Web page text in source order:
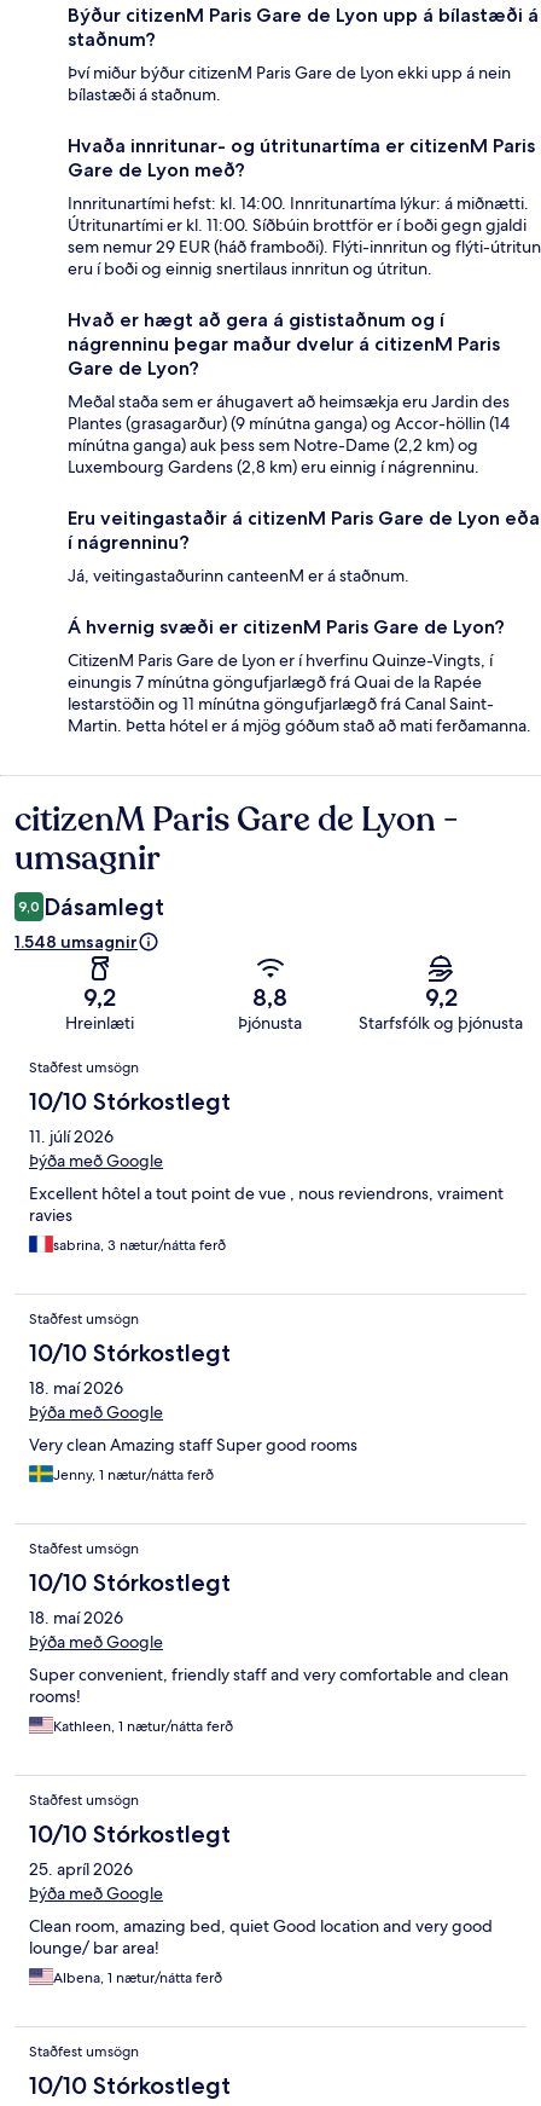
Býður citizenM Paris Gare de Lyon upp á bílastæði á
staðnum?
Því miður býður citizenM Paris Gare de Lyon ekki upp á nein
bílastæði á staðnum.
Hvaða innritunar- og útritunartíma er citizenM Paris
Gare de Lyon með?
Innritunartími hefst: kl. 14:00. Innritunartíma lýkur: á miðnætti.
Útritunartími er kl. 11:00. Síðbúin brottför er í boði gegn gjaldi
sem nemur 29 EUR (háð framboði). Flýti-innritun og flýti-útritun
eru í boði og einnig snertilaus innritun og útritun.
Hvað er hægt að gera á gististaðnum og í
nágrenninu þegar maður dvelur á citizenM Paris
Gare de Lyon?
Meðal staða sem er áhugavert að heimsækja eru Jardin des
Plantes (grasagarður) (9 mínútna ganga) og Accor-höllin (14
mínútna ganga) auk þess sem Notre-Dame (2,2 km) og
Luxembourg Gardens (2,8 km) eru einnig í nágrenninu.
Eru veitingastaðir á citizenM Paris Gare de Lyon eða
í nágrenninu?
Já, veitingastaðurinn canteenM er á staðnum.
Á hvernig svæði er citizenM Paris Gare de Lyon?
CitizenM Paris Gare de Lyon er í hverfinu Quinze-Vingts, í
einungis 7 mínútna göngufjarlægð frá Quai de la Rapée
lestarstöðin og 11 mínútna göngufjarlægð frá Canal Saint-
Martin. Þetta hótel er á mjög góðum stað að mati ferðamanna.
Umsagnir
citizenM Paris Gare de Lyon -
umsagnir
9,0 Dásamlegt
1.548 umsagnir
9,2
Hreinlæti
8,8
Þjónusta
9,2
Starfsfólk og þjónusta
Umsagnir
Staðfest umsögn
10/10 Stórkostlegt
11. júlí 2026
Þýða með Google
Excellent hôtel a tout point de vue , nous reviendrons, vraiment
ravies
sabrina, 3 nætur/nátta ferð
Staðfest umsögn
10/10 Stórkostlegt
18. maí 2026
Þýða með Google
Very clean Amazing staff Super good rooms
Jenny, 1 nætur/nátta ferð
Staðfest umsögn
10/10 Stórkostlegt
18. maí 2026
Þýða með Google
Super convenient, friendly staff and very comfortable and clean
rooms!
Kathleen, 1 nætur/nátta ferð
Staðfest umsögn
10/10 Stórkostlegt
25. apríl 2026
Þýða með Google
Clean room, amazing bed, quiet Good location and very good
lounge/ bar area!
Albena, 1 nætur/nátta ferð
Staðfest umsögn
10/10 Stórkostlegt